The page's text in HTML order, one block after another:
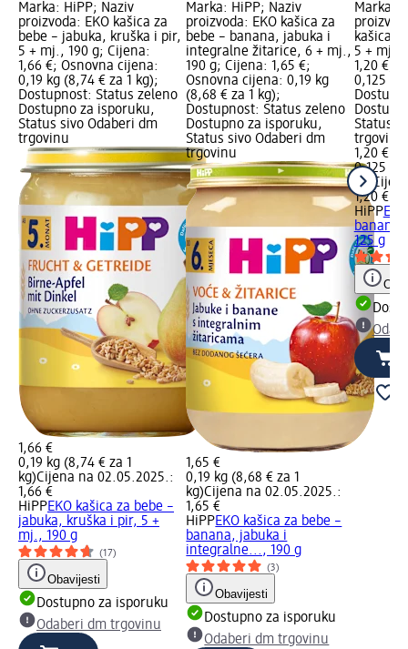
Marka: HiPP; Naziv
proizvoda: EKO kašica za
bebe – jabuka, kruška i pir,
5 + mj., 190 g; Cijena:
1,66 €; Osnovna cijena:
0,19 kg (8,74 € za 1 kg);
Dostupnost: Status zeleno
Dostupno za isporuku,
Status sivo Odaberi dm
trgovinu
1,66 €
0,19 kg (8,74 € za 1
kg)Cijena na 02.05.2025.:
1,66 €
HiPPEKO kašica za bebe –
jabuka, kruška i pir, 5 +
mj., 190 g
(17)
Obavijesti
Dostupno za isporuku
Odaberi dm trgovinu
Marka: HiPP; Naziv
proizvoda: EKO kašica za
bebe – banana, jabuka i
integralne žitarice, 6 + mj.,
190 g; Cijena: 1,65 €;
Osnovna cijena: 0,19 kg
(8,68 € za 1 kg);
Dostupnost: Status zeleno
Dostupno za isporuku,
Status sivo Odaberi dm
trgovinu
1,65 €
0,19 kg (8,68 € za 1
kg)Cijena na 02.05.2025.:
1,65 €
HiPPEKO kašica za bebe –
banana, jabuka i
integralne..., 190 g
(3)
Obavijesti
Dostupno za isporuku
Odaberi dm trgovinu
Marka:
kašica
5 + mj.,
1,20 €;
0,125 kg
Status
trgovinu
1,20 €
0,125 kg
kg)
1,20 €
HiPP
banane
125 g